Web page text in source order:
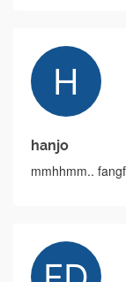
hanjo
mmhhmm..